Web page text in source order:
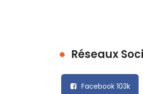
Réseaux
Facebook 103k